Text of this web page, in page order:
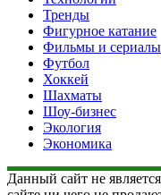
Тренды
Фигурное катание
Фильмы и сериалы
Футбол
Хоккей
Шахматы
Шоу-бизнес
Экология
Экономика
Данный сайт не